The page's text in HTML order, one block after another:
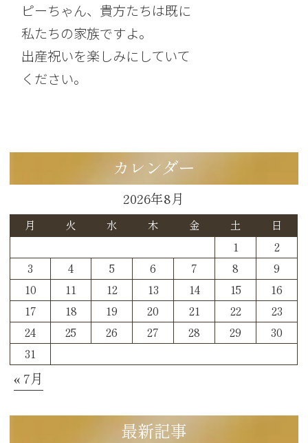
ピーちゃん、貴方たちは既に
私たちの家族ですよ。
出産祝いを楽しみにしていて
ください。
カレンダー
2026年8月
月 火 水 木 金 土 日
1
2
3
4 5 6 7 8
9
10
11 12 13 14 15
16
17
18 19 20 21 22
23
24
25 26 27 28 29
30
31
« 7月
最新記事